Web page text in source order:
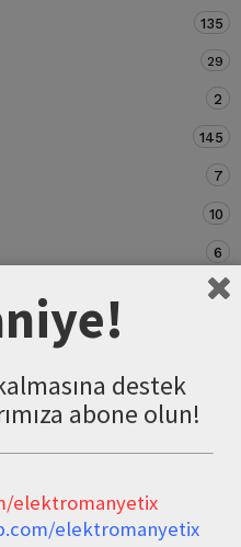
135
29
2
145
7
10
6
5
destek
abone olun!
elektromanyetix
elektromanyetix